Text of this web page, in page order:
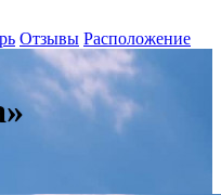
Отзывы Расположение